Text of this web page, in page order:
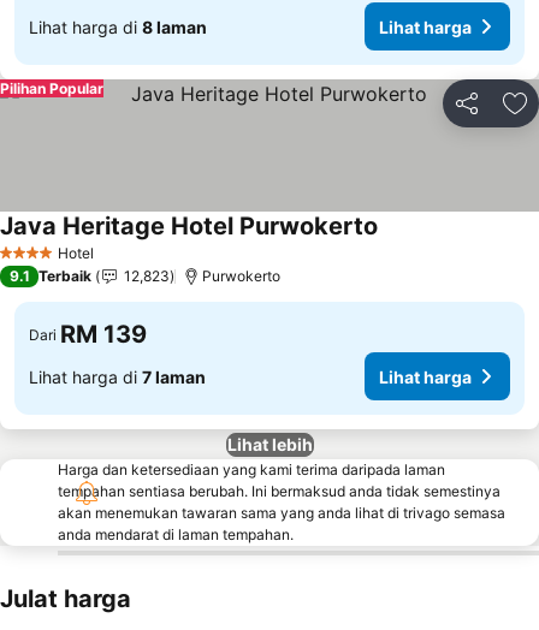
Lihat harga di 8 laman Lihat harga
Kongsi
Pilihan Popular
4 BintangHotel
Java Heritage Hotel Purwokerto
9.1 Terbaik 12,823 Purwokerto
Dari RM 139
Lihat harga di 7 laman Lihat harga
Lihat lebih
Harga dan ketersediaan yang kami terima daripada laman
tempahan sentiasa berubah. Ini bermaksud anda tidak semestinya
akan menemukan tawaran sama yang anda lihat di trivago semasa
anda mendarat di laman tempahan.
Julat harga